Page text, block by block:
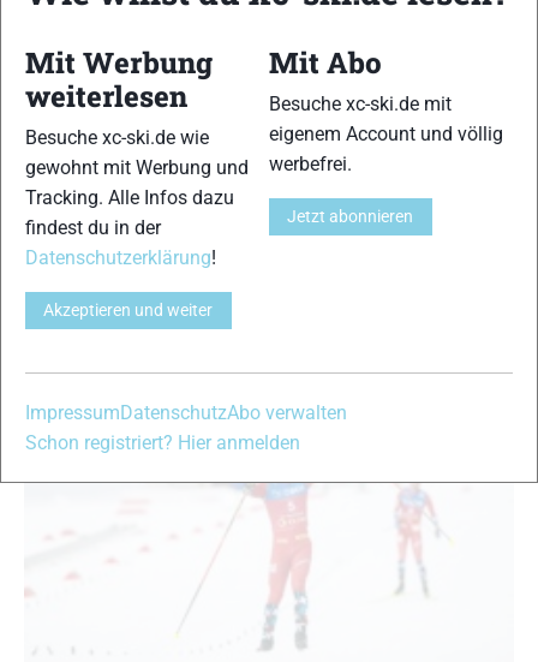
Langlauf Weltcup Oslo: Ragnhild Haga erste
Siegerin am Holmenkollen über 50 Kilometer –
Carl 15.
Langlauf Weltcup News|
Skilanglauf
Nadine Gärtner-12. März 2023
Ragnhild Gløersen Haga heißt die erste Frau, die im Langlauf
Weltcup am Holmenkollen in Oslo über die Distanz von 50
Kilometern im freien Stil den Sieg holt. Astrid Øyre Slind wurde
Vierte und Victoria Carl 15. nach taktischem Fehler…
Mit Werbung
weiterlesen
Besuche xc-ski.de wie
gewohnt mit Werbung und
Tracking. Alle Infos dazu
findest du in der
Datenschutzerklärung!
Akzeptieren und weiter
Mit Abo
Besuche xc-ski.de mit
eigenem Account und völlig
werbefrei.
Jetzt abonnieren
ImpressumDatenschutzAbo verwalten
Schon registriert? Hier anmelden